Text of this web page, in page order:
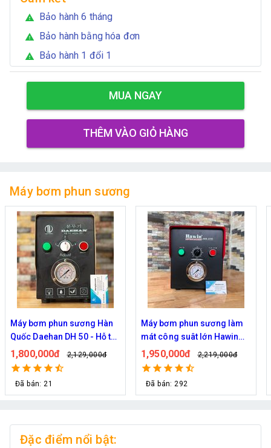
warning Bảo hành 6 tháng
warning Bảo hành bằng hóa đơn
warning Bảo hành 1 đổi 1
MUA NGAY
THÊM VÀO GIỎ HÀNG
Máy bơm phun sương
Máy bơm phun sương Hàn
Quốc Daehan DH 50 - Hỗ trợ
từ 30 đến 50 béc phun
1,800,000đ 2,129,000đ
Đã bán: 21
Máy bơm phun sương làm
mát công suât lớn Hawin
FOG-2703 hỗ trợ 70 đầu
phun
1,950,000đ 2,219,000đ
Đã bán: 292
Đặc điểm nổi bật: